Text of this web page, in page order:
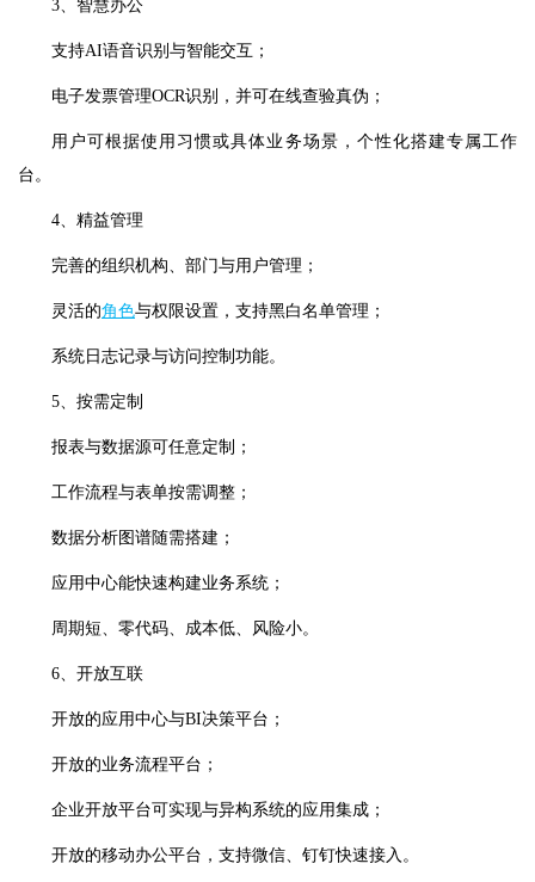
3、智慧办公
支持AI语音识别与智能交互；
电子发票管理OCR识别，并可在线查验真伪；
用户可根据使用习惯或具体业务场景，个性化搭建专属工作
台。
4、精益管理
完善的组织机构、部门与用户管理；
灵活的角色与权限设置，支持黑白名单管理；
系统日志记录与访问控制功能。
5、按需定制
报表与数据源可任意定制；
工作流程与表单按需调整；
数据分析图谱随需搭建；
应用中心能快速构建业务系统；
周期短、零代码、成本低、风险小。
6、开放互联
开放的应用中心与BI决策平台；
开放的业务流程平台；
企业开放平台可实现与异构系统的应用集成；
开放的移动办公平台，支持微信、钉钉快速接入。